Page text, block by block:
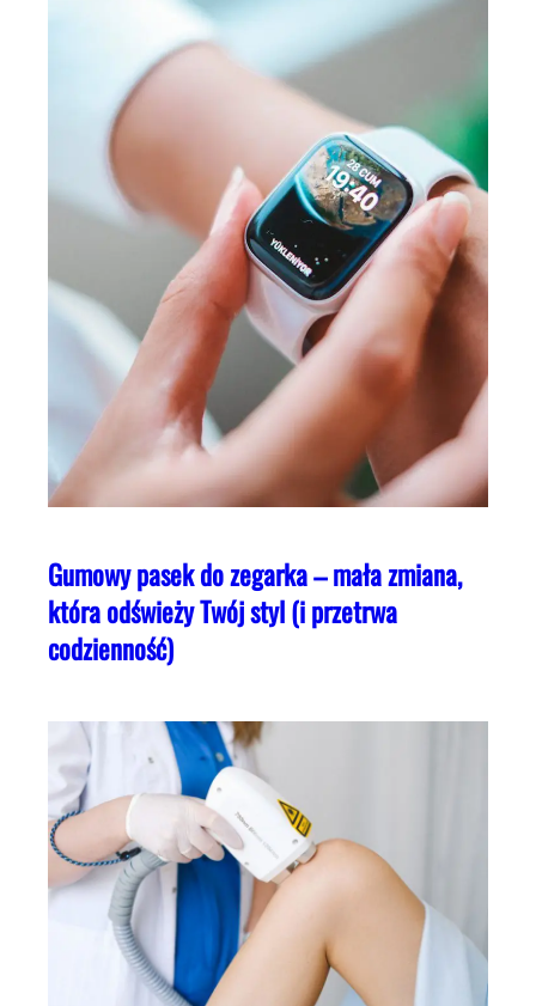
Gumowy pasek do zegarka – mała zmiana,
która odświeży Twój styl (i przetrwa
codzienność)